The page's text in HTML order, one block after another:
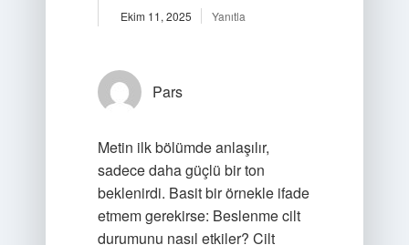
Ekim 11, 2025 Yanıtla
Pars
Metin ilk bölümde anlaşılır,
sadece daha güçlü bir ton
beklenirdi. Basit bir örnekle ifade
etmem gerekirse: Beslenme cilt
durumunu nasıl etkiler? Cilt